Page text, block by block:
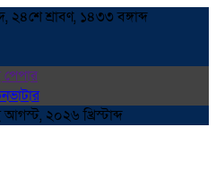
২৪শে শ্রাবণ, ১৪৩৩ বঙ্গাব্দ
২০২৬ খ্রিস্টাব্দ